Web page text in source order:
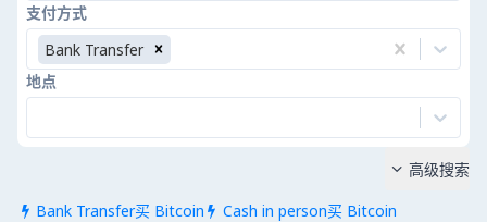
支付方式
Bank Transfer
地点
 Bank Transfer买 Bitcoin  Cash in person买 Bitcoin
 高级搜索